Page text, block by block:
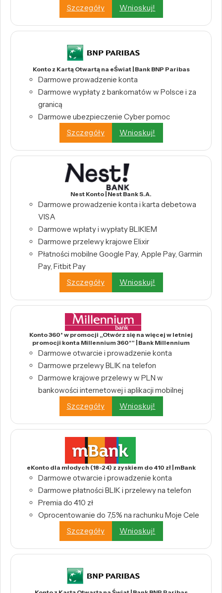
Szczegóły
Wnioskuj!
Konto z Kartą Otwartą na eŚwiat | Bank BNP Paribas
Darmowe prowadzenie konta
Darmowe wypłaty z bankomatów w Polsce i za
granicą
Darmowe ubezpieczenie Cyber pomoc
Szczegóły
Wnioskuj!
Nest Konto | Nest Bank S.A.
Darmowe prowadzenie konta i karta debetowa
VISA
Darmowe wpłaty i wypłaty BLIKIEM
Darmowe przelewy krajowe Elixir
Płatności mobilne Google Pay, Apple Pay, Garmin
Pay, Fitbit Pay
Szczegóły
Wnioskuj!
Konto 360° w promocji „Otwórz się na więcej w letniej
promocji konta Millennium 360°” | Bank Millennium
Darmowe otwarcie i prowadzenie konta
Darmowe przelewy BLIK na telefon
Darmowe krajowe przelewy w PLN w
bankowości internetowej i aplikacji mobilnej
Szczegóły
Wnioskuj!
eKonto dla młodych (18-24) z zyskiem do 410 zł | mBank
Darmowe otwarcie i prowadzenie konta
Darmowe płatności BLIK i przelewy na telefon
Premia do 410 zł
Oprocentowanie do 7,5% na rachunku Moje Cele
Szczegóły
Wnioskuj!